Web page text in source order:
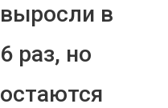
выросли в
6 раз, но
остаются